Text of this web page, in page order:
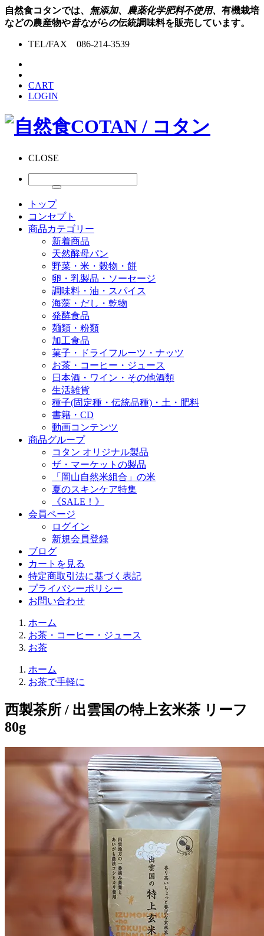
自然食コタンでは、 無添加、農薬化学肥料不使用、 有機栽培
などの農産物や昔ながらの伝統調味料を販売しています。
TEL/FAX 086-214-3539
CART
LOGIN
CLOSE
トップ
コンセプト
商品カテゴリー
新着商品
天然酵母パン
野菜・米・穀物・餅
卵・乳製品・ソーセージ
調味料・油・スパイス
海藻・だし・乾物
発酵食品
麺類・粉類
加工食品
菓子・ドライフルーツ・ナッツ
お茶・コーヒー・ジュース
日本酒・ワイン・その他酒類
生活雑貨
種子(固定種・伝統品種)・土・肥料
書籍・CD
動画コンテンツ
商品グループ
コタン オリジナル製品
ザ・マーケットの製品
「岡山自然米組合」の米
夏のスキンケア特集
《SALE！》
会員ページ
ログイン
新規会員登録
ブログ
カートを見る
特定商取引法に基づく表記
プライバシーポリシー
お問い合わせ
ホーム
お茶・コーヒー・ジュース
お茶
ホーム
お茶で手軽に
西製茶所 / 出雲国の特上玄米茶 リーフ
80g